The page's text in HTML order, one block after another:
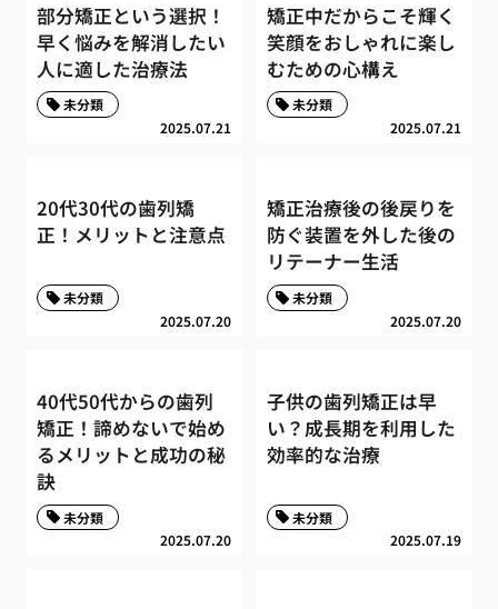
部分矯正という選択！
早く悩みを解消したい
人に適した治療法
2025.07.21
未分類
矯正中だからこそ輝く
笑顔をおしゃれに楽し
むための心構え
2025.07.21
未分類
20代30代の歯列矯
正！メリットと注意点
2025.07.20
未分類
矯正治療後の後戻りを
防ぐ装置を外した後の
リテーナー生活
2025.07.20
未分類
40代50代からの歯列
矯正！諦めないで始め
るメリットと成功の秘
訣
2025.07.20
未分類
子供の歯列矯正は早
い？成長期を利用した
効率的な治療
2025.07.19
未分類